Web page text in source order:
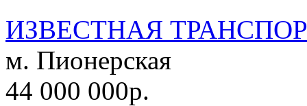
ИЗВЕСТНАЯ
м. Пионерская
44 000 000р.